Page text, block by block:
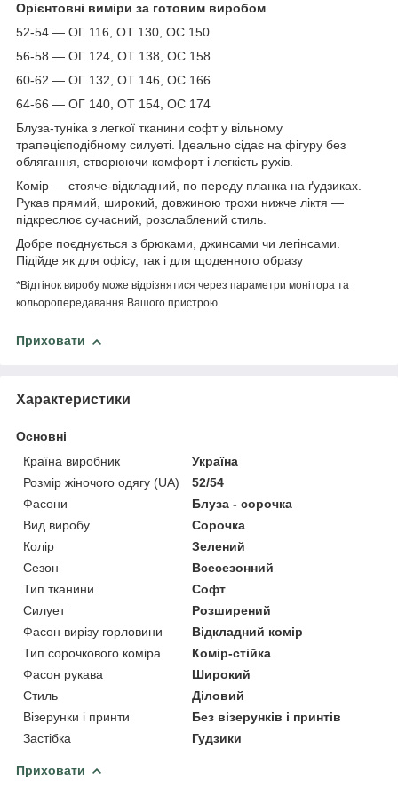
Орієнтовні виміри за готовим виробом
52-54 — ОГ 116, ОТ 130, ОС 150
56-58 — ОГ 124, ОТ 138, ОС 158
60-62 — ОГ 132, ОТ 146, ОС 166
64-66 — ОГ 140, ОТ 154, ОС 174
Блуза-туніка з легкої тканини софт у вільному
трапецієподібному силуеті. Ідеально сідає на фігуру без
облягання, створюючи комфорт і легкість рухів.
Комір — стояче-відкладний, по переду планка на ґудзиках.
Рукав прямий, широкий, довжиною трохи нижче ліктя —
підкреслює сучасний, розслаблений стиль.
Добре поєднується з брюками, джинсами чи легінсами.
Підійде як для офісу, так і для щоденного образу
*Відтінок виробу може відрізнятися через параметри монітора та
кольоропередавання Вашого пристрою.
Приховати
Характеристики
Основні
Країна виробник
Україна
Розмір жіночого одягу (UA)
52/54
Фасони
Блуза - сорочка
Вид виробу
Сорочка
Колір
Зелений
Сезон
Всесезонний
Тип тканини
Софт
Силует
Розширений
Фасон вирізу горловини
Відкладний комір
Тип сорочкового коміра
Комір-стійка
Фасон рукава
Широкий
Стиль
Діловий
Візерунки і принти
Без візерунків і принтів
Застібка
Гудзики
Приховати